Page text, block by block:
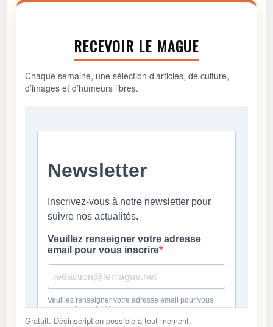
RECEVOIR LE MAGUE
Chaque semaine, une sélection d’articles, de culture,
d’images et d’humeurs libres.
Gratuit. Désinscription possible à tout moment.